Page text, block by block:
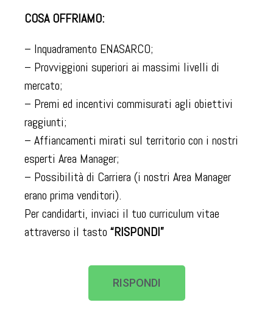
COSA OFFRIAMO:
– Inquadramento ENASARCO;
– Provviggioni superiori ai massimi livelli di
mercato;
– Premi ed incentivi commisurati agli obiettivi
raggiunti;
– Affiancamenti mirati sul territorio con i nostri
esperti Area Manager;
– Possibilità di Carriera (i nostri Area Manager
erano prima venditori).
Per candidarti, inviaci il tuo curriculum vitae
attraverso il tasto “RISPONDI”
RISPONDI